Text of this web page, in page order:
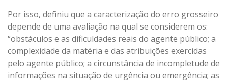
Por isso, definiu que a caracterização do erro grosseiro
depende de uma avaliação na qual se considerem os:
“obstáculos e as dificuldades reais do agente público; a
complexidade da matéria e das atribuições exercidas
pelo agente público; a circunstância de incompletude de
informações na situação de urgência ou emergência; as